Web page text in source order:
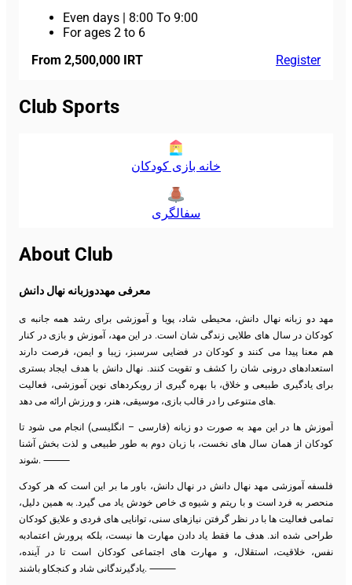
Even days | 8:00 To 9:00
For ages 2 to 6
From 2,500,000 IRT
Register
Club Sports
خانه بازی کودکان
سفالگری
About Club
معرفی مهددوزبانه نهال دانش
مهد دو زبانه نهال دانش، محیطی شاد، پویا و آموزشی برای رشد همه جانبه ی
کودکان در سال های طلایی زندگی شان است. در این مهد، آموزش و بازی در کنار
هم معنا پیدا می کنند و کودکان در فضایی سرسبز، زیبا و ایمن، فرصت دارند
استعدادهای درونی شان را کشف و تقویت کنند. نهال دانش با هدف ایجاد بستری
برای یادگیری طبیعی و خلاق، با بهره گیری از رویکردهای نوین آموزشی، فعالیت
های متنوعی را در قالب بازی، موسیقی، هنر، و ورزش ارائه می دهد.
آموزش ها در این مهد به صورت دو زبانه (فارسی – انگلیسی) انجام می شود تا
کودکان از همان سال های نخست، با زبان دوم به طور طبیعی و لذت بخش آشنا
شوند. ⸻
فلسفه آموزشی مهد نهال دانش در نهال دانش، باور ما بر این است که هر کودک
منحصر به فرد است و با ریتم و شیوه ی خاص خودش یاد می گیرد. به همین دلیل،
تمامی فعالیت ها با در نظر گرفتن نیازهای سنی، توانایی های فردی و علایق کودکان
طراحی شده اند. هدف ما فقط یاد دادن مهارت ها نیست، بلکه پرورش اعتمادبه
نفس، خلاقیت، استقلال، و مهارت های اجتماعی کودکان است تا در آینده،
یادگیرندگانی شاد و کنجکاو باشند. ⸻